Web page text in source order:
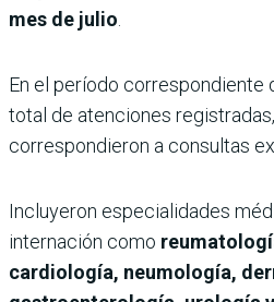
mes de julio
En el período correspondiente
total de atenciones
correspondieron a consultas
Incluyeron especialidades
internación como
cardiología, neumología,